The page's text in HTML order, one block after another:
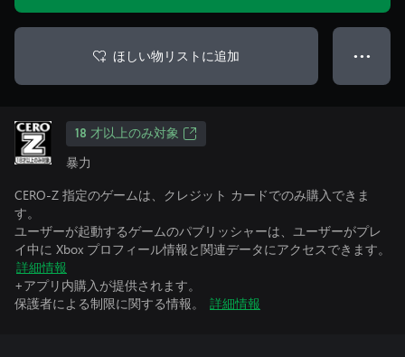
ほしい物リストに追加 ● ● ●
18 才以上のみ対象
暴力
CERO-Z 指定のゲームは、クレジット カードでのみ購入できま
す。
ユーザーが起動するゲームのパブリッシャーは、ユーザーがプレ
イ中に Xbox プロフィール情報と関連データにアクセスできます。
詳細情報
+アプリ内購入が提供されます。
保護者による制限に関する情報。
詳細情報